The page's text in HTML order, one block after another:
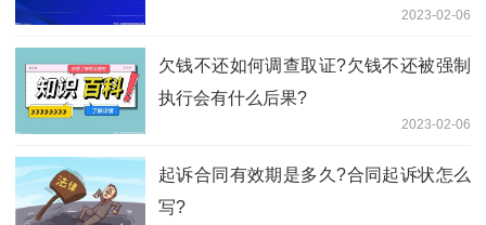
2023-02-06
欠钱不还如何调查取证?欠钱不还被强制
执行会有什么后果?
2023-02-06
起诉合同有效期是多久?合同起诉状怎么
写?